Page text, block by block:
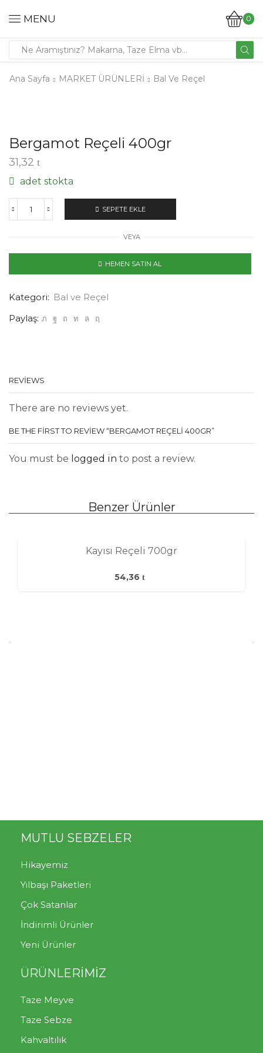
MENU 0
Ana Sayfa MARKET ÜRÜNLERİ Bal Ve Reçel
Bergamot Reçeli 400gr
31,32
adet stokta
SEPETE EKLE
VEYA
HEMEN SATIN AL
Kategori: Bal ve Reçel
Paylaş:
REVIEWS
There are no reviews yet.
BE THE FIRST TO REVIEW “BERGAMOT REÇELI 400GR”
You must be logged in to post a review.
Benzer Ürünler
Kayısı Reçeli 700gr
54,36
MUTLU SEBZELER
Hikayemiz
Yılbaşı Paketleri
Çok Satanlar
İndirimli Ürünler
Yeni Ürünler
ÜRÜNLERİMİZ
Taze Meyve
Taze Sebze
Kahvaltılık